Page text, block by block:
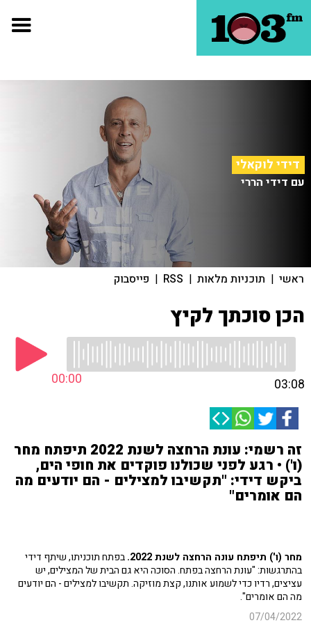
דידי לוקאלי
עם דידי הררי
ראשי | תוכניות מלאות |
RSS
| פייסבוק
הכן סוכתך לקיץ
00:00 03:08
זה רשמי: עונת הרחצה לשנת 2022 תיפתח מחר
(ו') • רגע לפני שכולנו פוקדים את חופי הים,
ביקש דידי: "תקשיבו למצילים - הם יודעים מה
הם אומרים"
מחר (ו') תיפתח עונה הרחצה לשנת 2022.
בפתח תוכניתו, שיתף דידי
בהתרגשות: "עונת הרחצה בפתח. הסוכה היא גם הבית של המצילים, יש
עציצים, רדיו כדי לשמוע אותנו, קצת מוזיקה. תקשיבו למצילים - הם יודעים
מה הם אומרים".
07/04/2022